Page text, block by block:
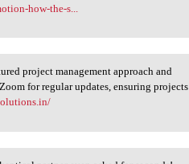
how-the-s...
project management approach and
for regular updates, ensuring projects